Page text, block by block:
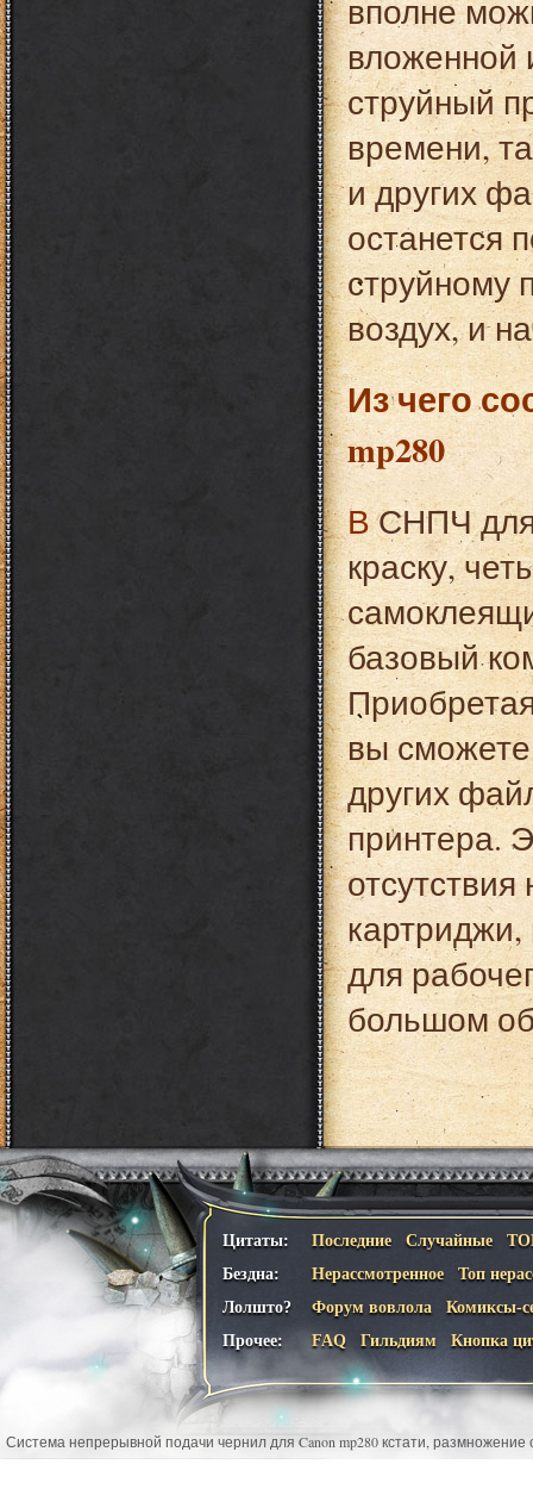
вполне
вложенной
струйный
времени,
и других
останется
струйному
воздух, и
Из чего
mp280
В СНПЧ для Canon pixma mp280 входят: емкости под
краску,
базовый
вы
других
принтера.
для
большом
Цитаты: Последние Случайные
Бездна:
Нерассмотренное
Топ
Лолшто?
Форум вовлола
Комиксы-
Прочее:
FAQ Гильдиям Кнопка
Система непрерывной подачи чернил для Canon mp280 кстати, размножение